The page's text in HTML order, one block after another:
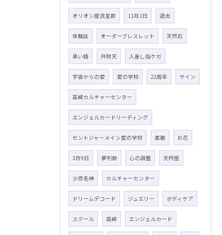
オリオン座流星群 11月1日 過去
体験談 オーダーブレスレット 天然石
黒い蜂 弁財天 人差し指ケガ
宇宙からの愛 愛の学校 22周年 サイン
高崎カルチャーセンター
エンジェルカードリーディング
セントジャーメイン愛の学校 素敵 お花
3月9日 夢判断 心の調整 天秤座
少彦名神 カルチャーセンター
ドリームデコード ジュエリー ボディケア
スクール 高崎 エンジェルカード